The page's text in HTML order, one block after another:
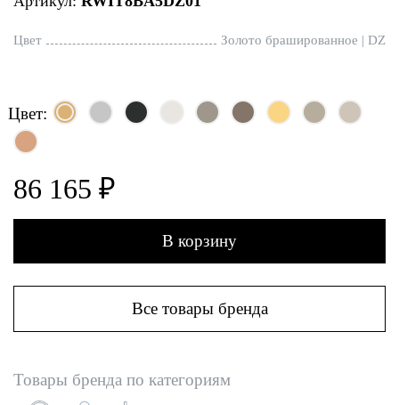
Цвет Золото брашированное | DZ
Цвет:
86 165 ₽
В корзину
Все товары бренда
Товары бренда по категориям